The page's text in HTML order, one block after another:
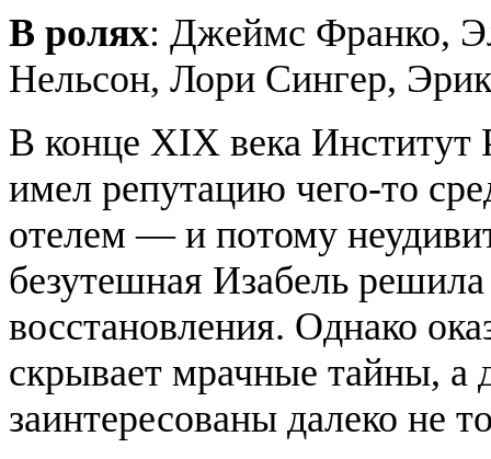
В ролях: Джеймс Франко,
Нельсон, Лори Сингер,
В конце XIX века Институт
имел репутацию чего-то
отелем — и потому
безутешная Изабель
восстановления. Однако
скрывает мрачные тайны, а
заинтересованы далеко не